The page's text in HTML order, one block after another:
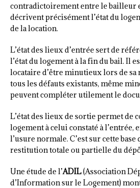
contradictoirement entre le bailleur
décrivent précisément l’état du
de la location.
L’état des lieux d’entrée sert de
l’état du logement à la fin du bail. Il
locataire d’être minutieux lors de sa
tous les défauts existants, même
peuvent compléter utilement le
L’état des lieux de sortie permet de
logement à celui constaté à l’entrée,
l’usure normale. C’est sur cette
restitution totale ou partielle du
Une étude de l’ADIL(Association
d’Information sur le Logement)